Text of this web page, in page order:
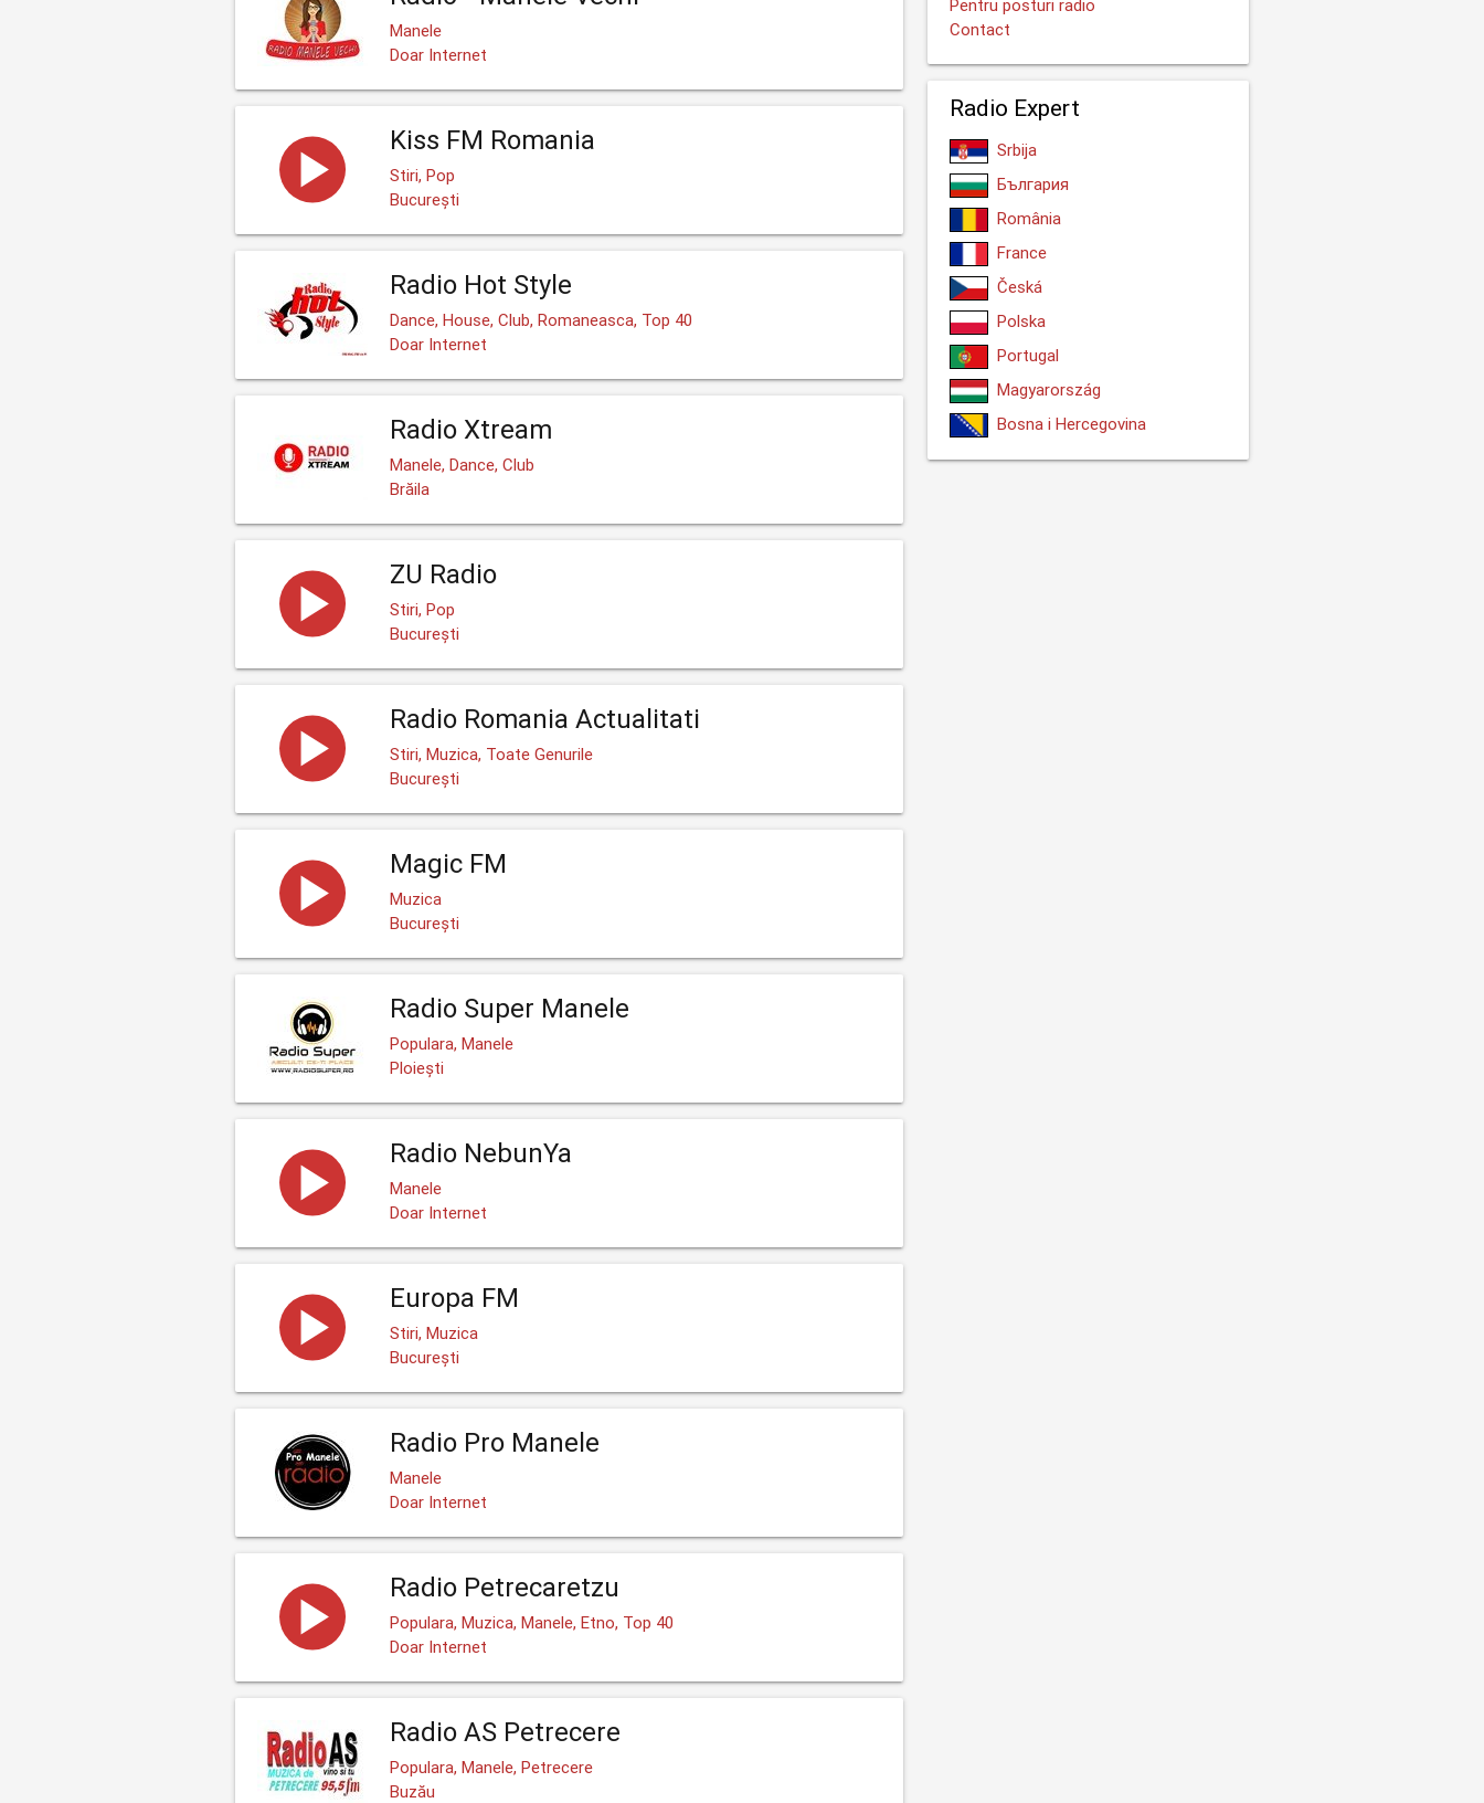
Manele
Doar Internet
Kiss FM Romania
Stiri, Pop
București
Radio Hot Style
Dance, House, Club, Romaneasca, Top 40
Doar Internet
Radio Xtream
Manele, Dance, Club
Brăila
ZU Radio
Stiri, Pop
București
Radio Romania Actualitati
Stiri, Muzica, Toate Genurile
București
Magic FM
Muzica
București
Radio Super Manele
Populara, Manele
Ploiești
Radio NebunYa
Manele
Doar Internet
Europa FM
Stiri, Muzica
București
Radio Pro Manele
Manele
Doar Internet
Radio Petrecaretzu
Populara, Muzica, Manele, Etno, Top 40
Doar Internet
Radio AS Petrecere
Populara, Manele, Petrecere
Buzău
Pentru posturi radio
Contact
Radio Expert
Srbija
България
România
France
Česká
Polska
Portugal
Magyarország
Bosna i Hercegovina